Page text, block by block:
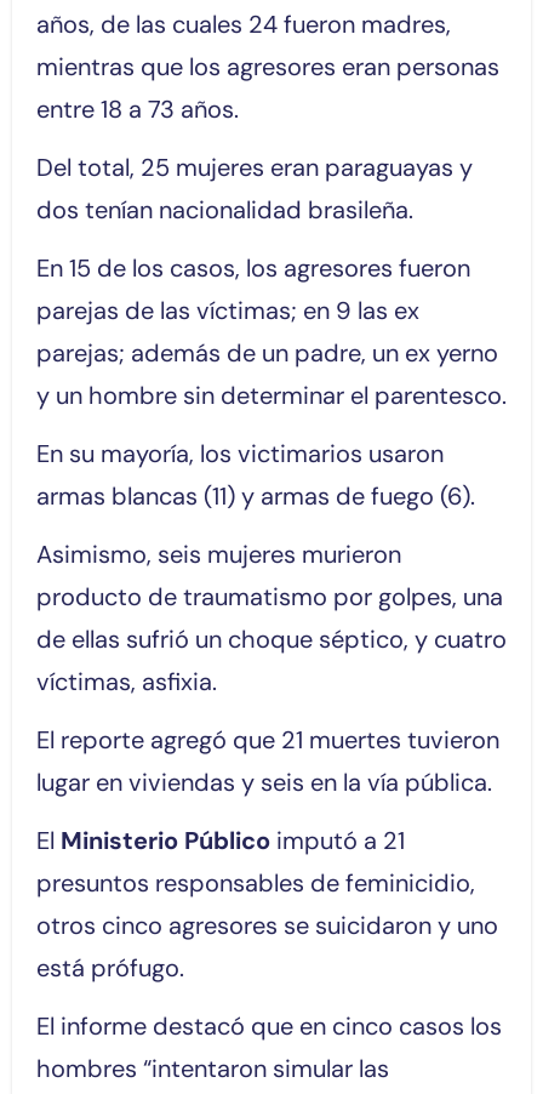
años, de las cuales 24 fueron madres,
mientras que los agresores eran personas
entre 18 a 73 años.
Del total, 25 mujeres eran paraguayas y
dos tenían nacionalidad brasileña.
En 15 de los casos, los agresores fueron
parejas de las víctimas; en 9 las ex
parejas; además de un padre, un ex yerno
y un hombre sin determinar el parentesco.
En su mayoría, los victimarios usaron
armas blancas (11) y armas de fuego (6).
Asimismo, seis mujeres murieron
producto de traumatismo por golpes, una
de ellas sufrió un choque séptico, y cuatro
víctimas, asfixia.
El reporte agregó que 21 muertes tuvieron
lugar en viviendas y seis en la vía pública.
El Ministerio Públicoimputó a 21
presuntos responsables de feminicidio,
otros cinco agresores se suicidaron y uno
está prófugo.
El informe destacó que en cinco casos los
hombres “intentaron simular las